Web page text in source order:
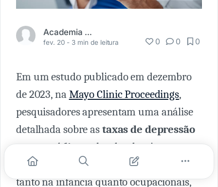
Academia Médica
fev. 20 - 3 min de leitura 0 0 0
Em um estudo publicado em dezembro
de 2023, naMayo Clinic Proceedings,
pesquisadores apresentam uma análise
detalhada sobre astaxas de depressão
entre médicos,abordando o impacto
significativo das experiências adversas,
tanto na infância quanto ocupacionais,